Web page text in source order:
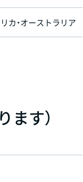
カ・オーストラリア
す）